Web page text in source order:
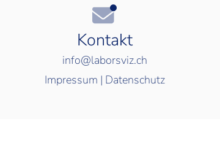
Kontakt
info@laborsviz.ch
Impressum | Datenschutz